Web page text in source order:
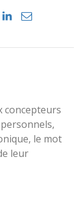
concepteurs
le mot
leur